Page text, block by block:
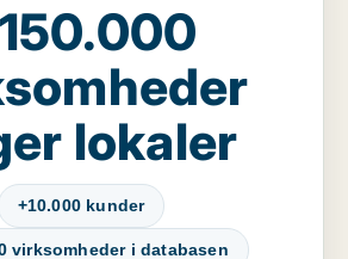
lokaler
+10.000 kunder
virksomheder i databasen